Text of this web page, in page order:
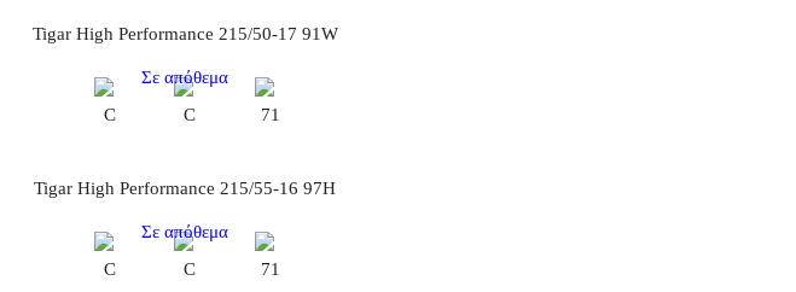
Tigar High Performance 215/50-17 91W
Σε απόθεμα
C
C 71
Tigar High Performance 215/55-16 97H
Σε απόθεμα
C
C 71